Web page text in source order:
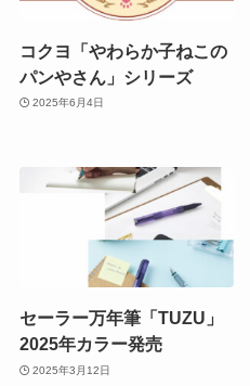
コクヨ「やわらか子ねこの
パンやさん」シリーズ
2025年6月4日
セーラー万年筆「TUZU」
2025年カラー発売
2025年3月12日